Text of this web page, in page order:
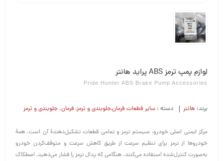
لوازم پمپ ترمز ABS پراید هانتر
Pride Hunter ABS Brake Pump Accessories
برند: هانتر دسته : سایر قطعات فرمان,جلوبندی و ترمز, فرمان،‌ جلوبندی و ترمز
مرکز ایمنی اصلی خودرو، سیستم ترمز و تمامی قطعات تشکیل‌دهندۀ آن است. همۀ
خودروها از ترمز برای تنظیم سرعت از طریق کاهش سرعت و متوقف‌کردن خودرو
به‌صورت کنترل‌شده استفاده می‌کنند. هنگامی که پدال ترمز را فشار می‌دهید، اصطکاک